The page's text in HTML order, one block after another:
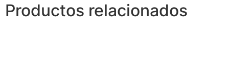
Productos relacionados